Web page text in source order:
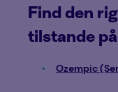
Find den
tilstande
Ozempic